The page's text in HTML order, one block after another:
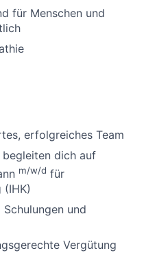
für Menschen und
erfolgreiches Team
dich auf
m/w/d für
und
Vergütung